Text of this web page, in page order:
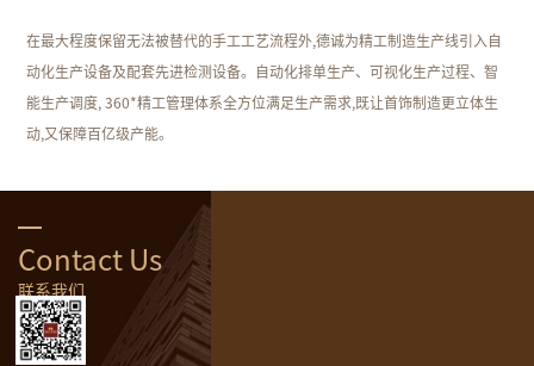
在最大程度保留无法被替代的手工工艺流程外,德诚为精工制造生产线引入自
动化生产设备及配套先进检测设备。自动化排单生产、 可视化生产过程、智
能生产调度, 360*精工管理体系全方位满足生产需求,既让首饰制造更立体生
动,又保障百亿级产能。
Contact Us
联系我们